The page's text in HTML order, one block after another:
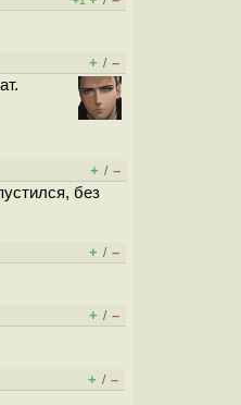
+ / –
+ / –
без
+ / –
+ / –
+ / –